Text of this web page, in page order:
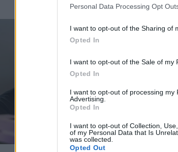
Personal Data Processing Opt
I want to opt-out of the Sharing of
Opted In
I want to opt-out of the Sale of my
Opted In
I want to opt-out of processing my
Advertising.
Opted In
I want to opt-out of Collection,
of my Personal Data that Is
was collected.
Opted Out